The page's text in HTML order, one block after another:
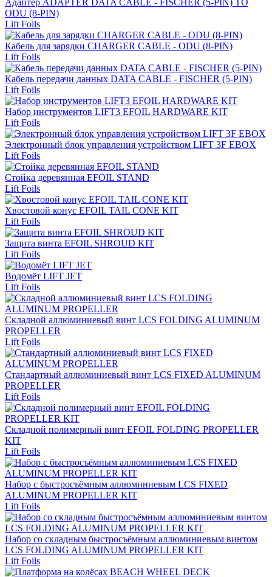
Адаптер ADAPTER DATA CABLE - FISCHER (5-PIN) TO
ODU (8-PIN)
Lift Foils
Кабель для зарядки CHARGER CABLE - ODU (8-PIN)
Lift Foils
Кабель передачи данных DATA CABLE - FISCHER (5-PIN)
Lift Foils
Набор инструментов LIFT3 EFOIL HARDWARE KIT
Lift Foils
Электронный блок управления устройством LIFT 3F EBOX
Lift Foils
Стойка деревянная EFOIL STAND
Lift Foils
Хвостовой конус EFOIL TAIL CONE KIT
Lift Foils
Защита винта EFOIL SHROUD KIT
Lift Foils
Водомёт LIFT JET
Lift Foils
Складной аллюминиевый винт LCS FOLDING ALUMINUM
PROPELLER
Lift Foils
Стандартный аллюминиевый винт LCS FIXED ALUMINUM
PROPELLER
Lift Foils
Складной полимерный винт EFOIL FOLDING PROPELLER
KIT
Lift Foils
Набор с быстросъёмным аллюминиевым LCS FIXED
ALUMINUM PROPELLER KIT
Lift Foils
Набор со складным быстросъёмным аллюминиевым винтом
LCS FOLDING ALUMINUM PROPELLER KIT
Lift Foils